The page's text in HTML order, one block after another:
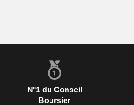
N°1 du Conseil
Boursier